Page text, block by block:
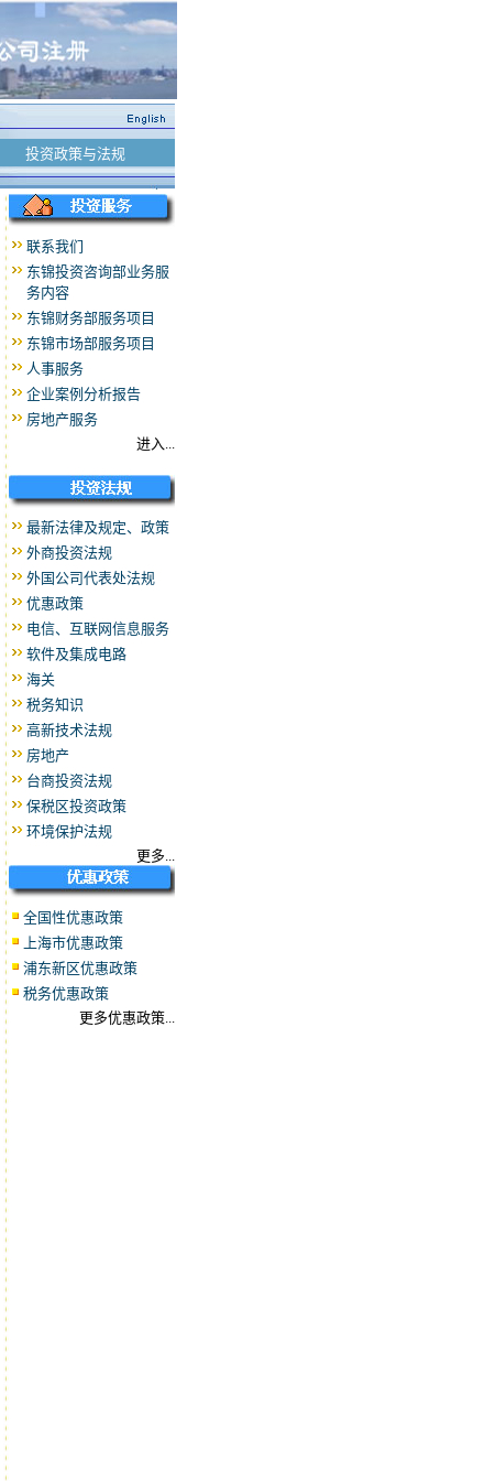
投资政策与法规
联系我们
东锦投资咨询部业务服
务内容
东锦财务部服务项目
东锦市场部服务项目
人事服务
企业案例分析报告
房地产服务
进入...
最新法律及规定、政策
外商投资法规
外国公司代表处法规
优惠政策
电信、互联网信息服务
软件及集成电路
海关
税务知识
高新技术法规
房地产
台商投资法规
保税区投资政策
环境保护法规
更多...
全国性优惠政策
上海市优惠政策
浦东新区优惠政策
税务优惠政策
更多优惠政策...